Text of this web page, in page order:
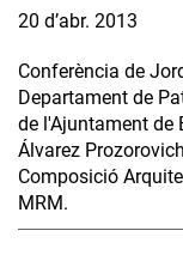
20 d’abr. 2013
Conferència de
Departament de
de l'Ajuntament de
Álvarez
Composició
MRM.